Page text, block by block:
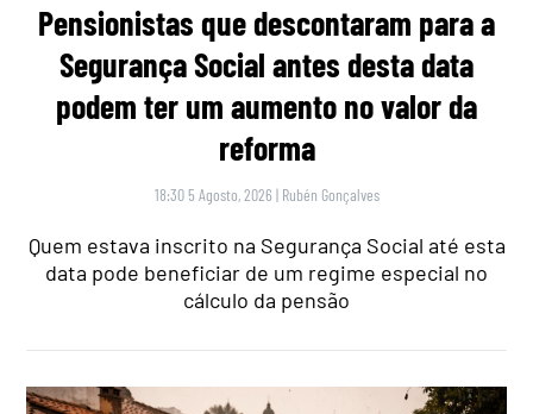
Pensionistas que descontaram para a
Segurança Social antes desta data
podem ter um aumento no valor da
reforma
18:30 5 Agosto, 2026 | Rubén Gonçalves
Quem estava inscrito na Segurança Social até esta
data pode beneficiar de um regime especial no
cálculo da pensão